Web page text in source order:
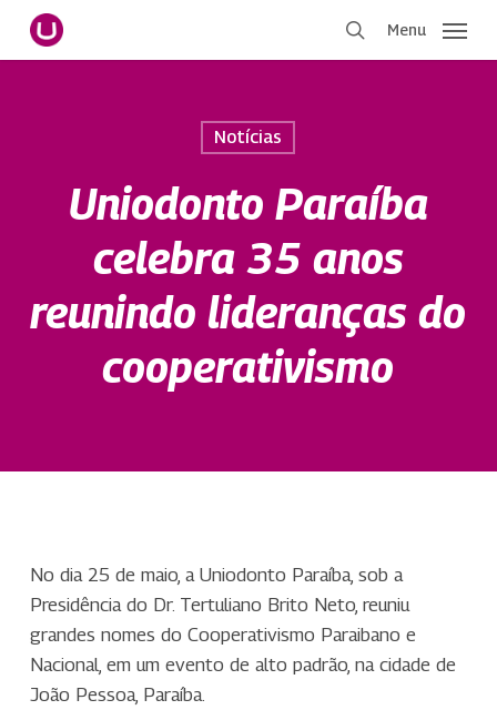
Pular
para
Menu
Notícias
Uniodonto Paraíba
celebra 35 anos
reunindo lideranças do
cooperativismo
No dia 25 de maio, a Uniodonto Paraíba, sob a
Presidência do Dr. Tertuliano Brito Neto, reuniu
grandes nomes do Cooperativismo Paraibano e
Nacional, em um evento de alto padrão, na cidade de
João Pessoa, Paraíba.